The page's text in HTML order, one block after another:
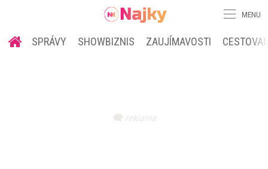
MENU
SPRÁVY SHOWBIZNIS ZAUJÍMAVOSTI